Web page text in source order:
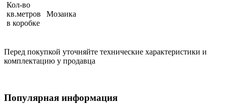
Кол-во
кв.метров
в коробке
Мозаика
Перед покупкой уточняйте технические характеристики и
комплектацию у продавца
Популярная информация